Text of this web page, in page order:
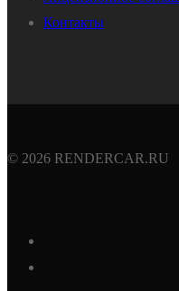
Контакты
© 2026 RENDERCAR.RU